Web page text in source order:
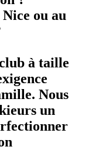
ou au
à taille
Nous
un